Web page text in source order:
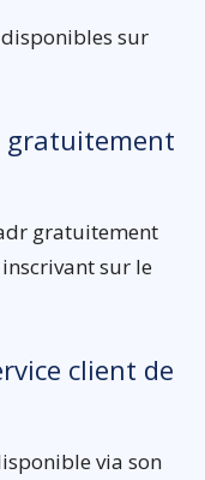
sur
gratuitement
gratuitement
sur le
client de
via son